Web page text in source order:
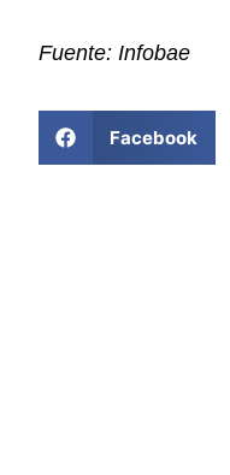
Fuente: Infobae
Facebook